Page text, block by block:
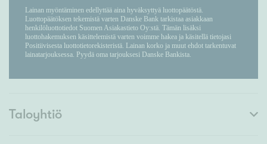
Taloyhtiö